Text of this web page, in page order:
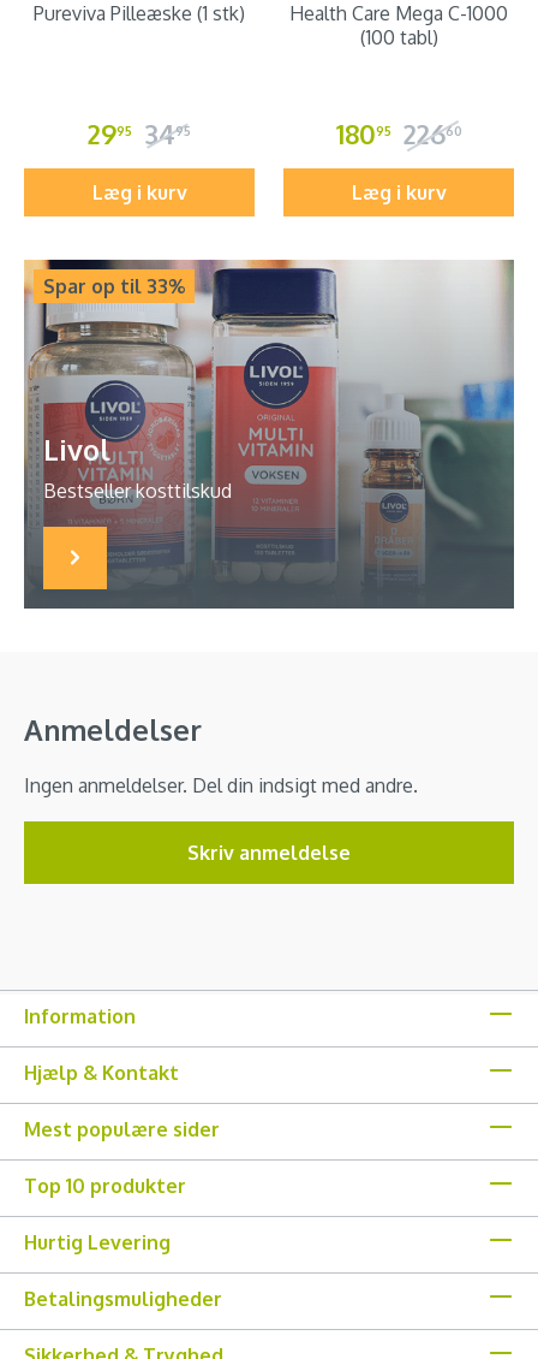
Pureviva Pilleæske (1 stk)
2995 3495
Læg i kurv
Health Care Mega C-1000
(100 tabl)
18095 22660
Læg i kurv
Spar op til 33%
Livol
Bestseller kosttilskud
Anmeldelser
Ingen anmeldelser. Del din indsigt med andre.
Skriv anmeldelse
Information
Hjælp & Kontakt
Mest populære sider
Top 10 produkter
Hurtig Levering
Betalingsmuligheder